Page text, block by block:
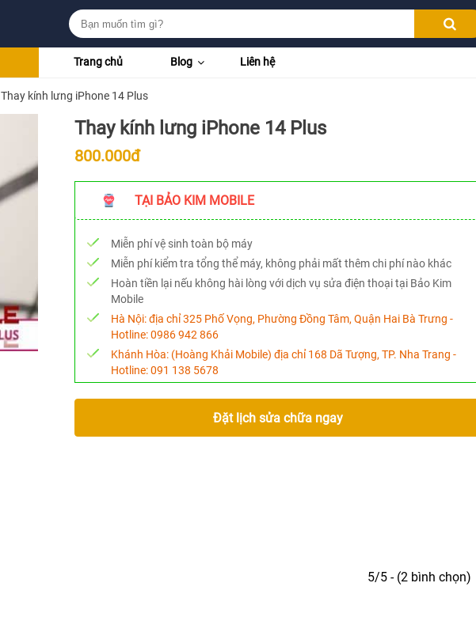
Trang chủ Blog Liên hệ
Thay kính lưng iPhone 14 Plus
Thay kính lưng iPhone 14 Plus
800.000đ
TẠI BẢO KIM MOBILE
Miễn phí vệ sinh toàn bộ máy
Miễn phí kiểm tra tổng thể máy, không phải mất thêm chi phí nào khác
Hoàn tiền lại nếu không hài lòng với dịch vụ sửa điện thoại tại Bảo Kim
Mobile
Hà Nội:địa chỉ 325 Phố Vọng, Phường Đồng Tâm, Quận Hai Bà Trưng -
Hotline:0986 942 866
Khánh Hòa:(Hoàng Khải Mobile) địa chỉ 168 Dã Tượng, TP. Nha Trang -
Hotline:091 138 5678
Đặt lịch sửa chữa ngay
5/5 - (2 bình chọn)